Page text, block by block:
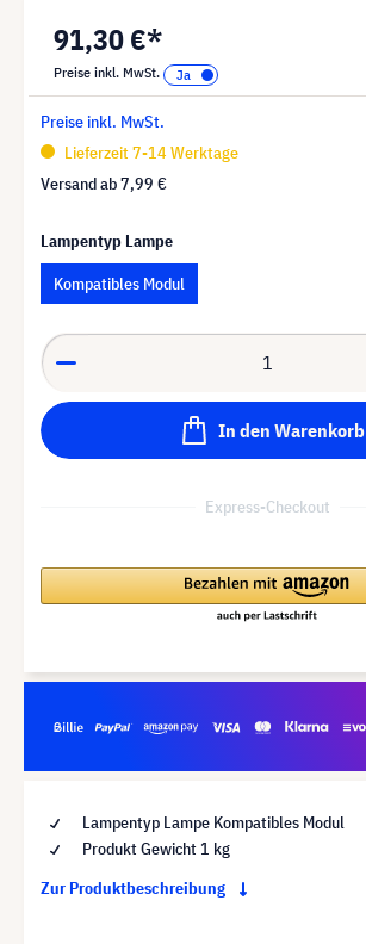
91,30 €*
Preise inkl. MwSt.
Preise inkl. MwSt.
Lieferzeit 7-14 Werktage
Versand ab7,99 €
Lampentyp Lampe
Kompatibles Modul
In den Warenkorb
Express-Checkout
Lampentyp Lampe Kompatibles Modul
Produkt Gewicht 1 kg
Zur Produktbeschreibung